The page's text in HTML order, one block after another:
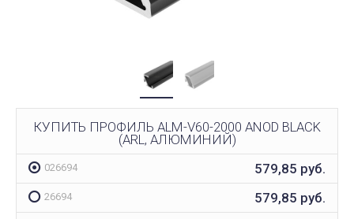
КУПИТЬ ПРОФИЛЬ ALM-V60-2000 ANOD BLACK
(ARL, АЛЮМИНИЙ)
026694 579,85 руб.
26694 579,85 руб.